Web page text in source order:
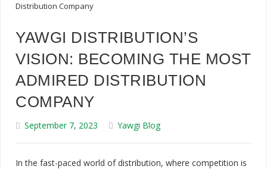
YAWGI DISTRIBUTION’S
VISION: BECOMING THE MOST
ADMIRED DISTRIBUTION
COMPANY
September 7, 2023 Yawgi Blog
In the fast-paced world of distribution, where competition is